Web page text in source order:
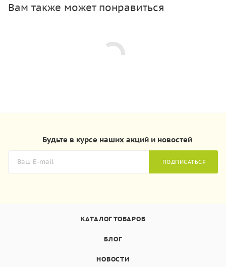
Вам также может понравиться
Будьте в курсе наших акций и новостей
ПОДПИСАТЬСЯ
КАТАЛОГ ТОВАРОВ
БЛОГ
НОВОСТИ